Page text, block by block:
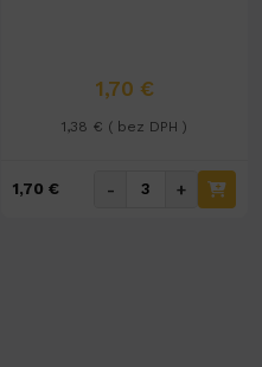
1,70 €
1,38 € ( bez DPH )
1,70 € - +